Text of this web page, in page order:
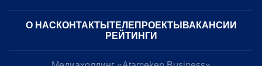
О НАС КОНТАКТЫ ТЕЛЕПРОЕКТЫ ВАКАНСИИ
РЕЙТИНГИ